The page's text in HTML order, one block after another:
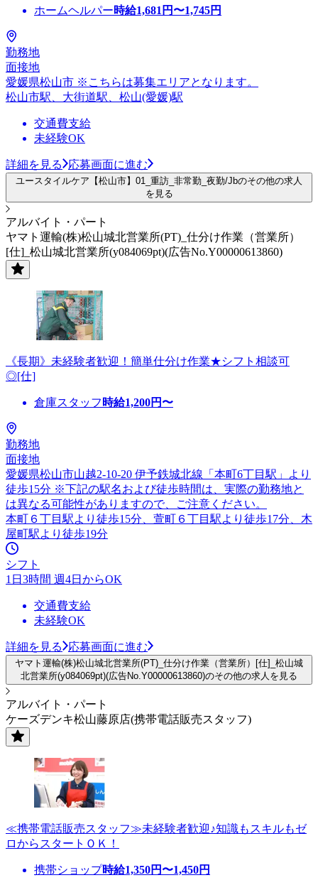
ホームヘルパー時給1,681 円〜1,745円
勤務地
面接地
愛媛県松山市 ※こちらは募集エリアとなります。
松山市駅、大街道駅、松山(愛媛)駅
交通費支給
未経験OK
詳細を見る 応募画面に進む
ユースタイルケア【松山市】01_重訪_非常勤_夜勤/Jbのその他の求人
を見る
アルバイト・パート
ヤマト運輸(株)松山城北営業所(PT)_仕分け作業（営業所）
[仕]_松山城北営業所(y084069pt)(広告No.Y00000613860)
《長期》未経験者歓迎！簡単仕分け作業★シフト相談可
◎[仕]
倉庫スタッフ 時給1,200円〜
勤務地
面接地
愛媛県松山市山越2-10-20 伊予鉄城北線「本町6丁目駅」より
徒歩15分 ※下記の駅名および徒歩時間は、実際の勤務地と
は異なる可能性がありますので、ご注意ください。
本町６丁目駅より徒歩15分、萱町６丁目駅より徒歩17分、木
屋町駅より徒歩19分
シフト
1日3時間 週4日からOK
交通費支給
未経験OK
詳細を見る 応募画面に進む
ヤマト運輸(株)松山城北営業所(PT)_仕分け作業（営業所）[仕]_松山城
北営業所(y084069pt)(広告No.Y00000613860)のその他の求人を見る
アルバイト・パート
ケーズデンキ松山藤原店(携帯電話販売スタッフ)
≪携帯電話販売スタッフ≫未経験者歓迎♪知識もスキルもゼ
ロからスタートＯＫ！
携帯ショップ時給1,350円〜1,450円